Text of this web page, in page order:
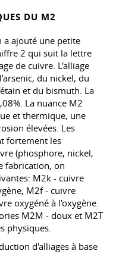
DU M2
a ajouté une petite
2 qui suit la lettre
de cuivre. L'alliage
du nickel, du
et du bismuth. La
La nuance M2
et thermique, une
élevées. Les
fortement les
(phosphore, nickel,
fabrication, on
M2k - cuivre
M2f - cuivre
oxygéné à l'oxygène.
M2M - doux et M2T
physiques.
d'alliages à base